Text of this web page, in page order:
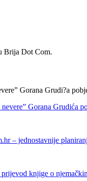
Brija Dot Com.
Gorana Grudića
– jednostavnije
knjige o